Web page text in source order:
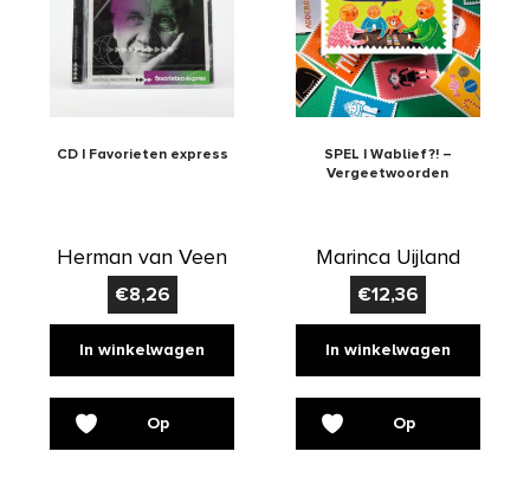
CD | Favorieten express
Herman van Veen
€8,26
In winkelwagen
Op
SPEL | Wablief?! –
Vergeetwoorden
Marinca Uijland
€12,36
In winkelwagen
Op